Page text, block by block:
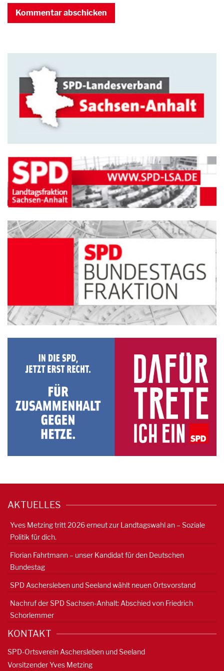
AKTUELLES
Yves Metzing tritt 2026 erneut zur Landtagswahl an – Soziale
Politik für dich.
Florian Fahrtmann – unser Kandidat für den Deutschen
Bundestag
SPD Aschersleben und Seeland wählt neuen Ortsvorstand
Nachruf der SPD Sachsen-Anhalt: Abschied von Friedrich
Schorlemmer
KONTAKT
SPD-Ortsverein Aschersleben und Seeland
Vorsitzender Yves Metzing